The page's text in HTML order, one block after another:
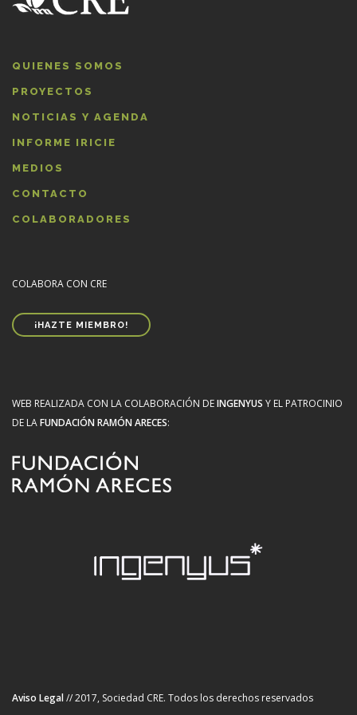
QUIENES SOMOS
PROYECTOS
NOTICIAS Y AGENDA
INFORME IRICIE
MEDIOS
CONTACTO
COLABORADORES
COLABORA CON CRE
¡HAZTE MIEMBRO!
WEB REALIZADA CON LA COLABORACIÓN DEINGENYUS Y EL PATROCINIO
DE LAFUNDACIÓN RAMÓN ARECES:
Aviso Legal// 2017, Sociedad CRE. Todos los derechos reservados